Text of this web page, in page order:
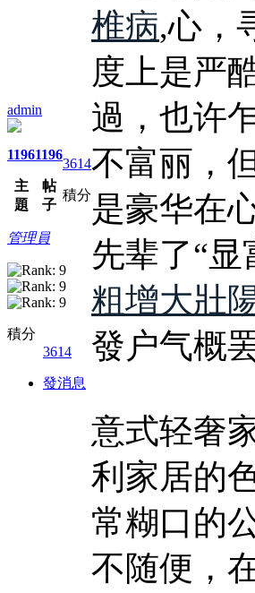
admin
1196
主
題
1196
帖
子
3614
積分
管理員
積分
3614
發消息
椎病,心，
度上是严
過，也许
不富丽，
是豪华在
先辈了“
粗增大壯
發户气概
意式轻奢
利家居的
常糊口的
不随便，